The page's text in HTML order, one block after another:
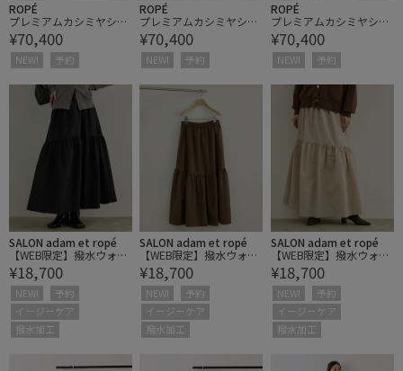
ROPÉ
プレミアムカシミヤショ
ールカラーコート【一部
J'aDoRe限定カラー】/逸
品・26AW
¥70,400
NEW! 予約
ROPÉ
プレミアムカシミヤショ
ールカラーコート【一部
J'aDoRe限定カラー】/逸
品・26AW
¥70,400
NEW! 予約
ROPÉ
プレミアムカシミヤショ
ールカラーコート【一部
J'aDoRe限定カラー】/逸
品・26AW
¥70,400
NEW! 予約
SALON adam et ropé
【WEB限定】撥水ウォー
ムダールギャザーフレア
スカート/ イージーケア
¥18,700
NEW!
予約
イージーケア
撥水加工
SALON adam et ropé
【WEB限定】撥水ウォー
ムダールギャザーフレア
スカート/ イージーケア
¥18,700
NEW!
予約
イージーケア
撥水加工
SALON adam et ropé
【WEB限定】撥水ウォー
ムダールギャザーフレア
スカート/ イージーケア
¥18,700
NEW!
予約
イージーケア
撥水加工